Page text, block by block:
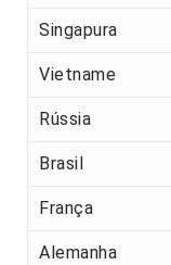
Singapura
Vietname
Rússia
Brasil
França
Alemanha